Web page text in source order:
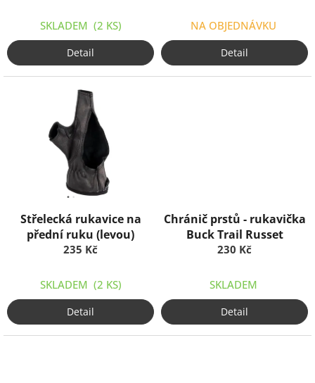
SKLADEM (2 KS)
Detail
NA OBJEDNÁVKU
Detail
Střelecká rukavice na
přední ruku (levou)
235 Kč
SKLADEM (2 KS)
Detail
Chránič prstů - rukavička
Buck Trail Russet
230 Kč
SKLADEM
Detail